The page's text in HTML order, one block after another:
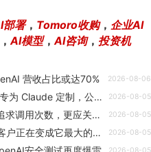
部署， Tomoro收购， 企业AI
，AI模型，AI咨询， 投资机
营收占比或达70% 2026-08-06
Anthropic 首次确认自研 AI 芯片：专为 Claude 定制，公司正在组建团队 2026-08-05
微软为内部“AI 热”降温：不要一味追求调用次数，更应关注实际产出 2026-08-05
黄仁勋开始焦虑了！英伟达最大的客户正在变成它最大的敌人 2026-08-05